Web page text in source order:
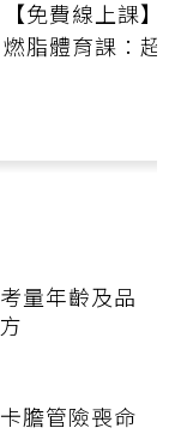
【免費線上課
燃脂體育課：超
量年齡及品
膽管險喪命